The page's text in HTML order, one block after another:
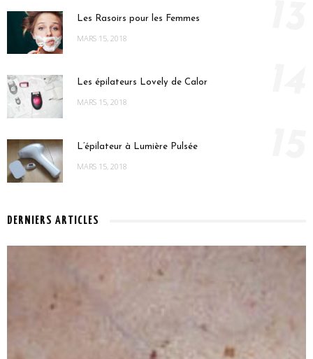
Les Rasoirs pour les Femmes
MARS 15, 2018
Les épilateurs Lovely de Calor
MARS 15, 2018
L’épilateur à Lumière Pulsée
MARS 15, 2018
DERNIERS ARTICLES